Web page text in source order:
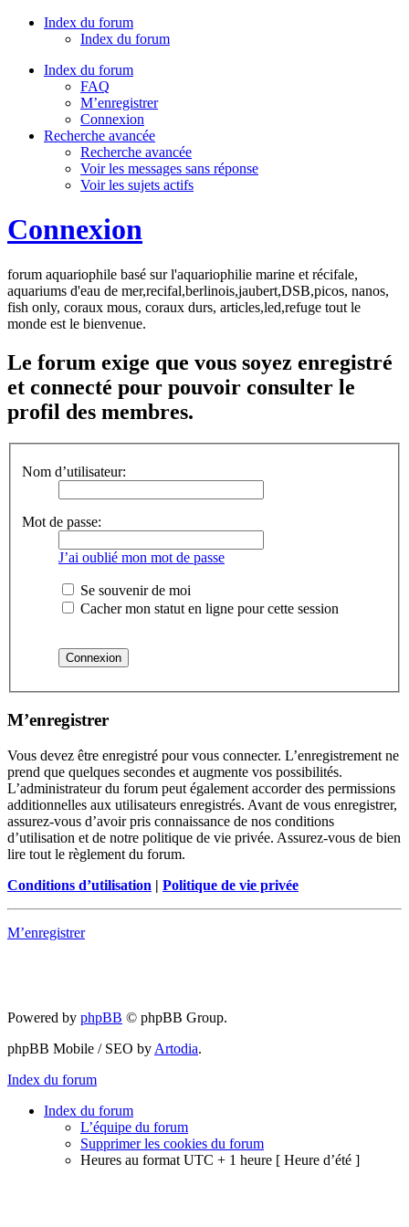
Index du forum
Index du forum
Index du forum
FAQ
M’enregistrer
Connexion
Recherche avancée
Recherche avancée
Voir les messages sans réponse
Voir les sujets actifs
Connexion
forum aquariophile basé sur l'aquariophilie marine et récifale,
aquariums d'eau de mer,recifal,berlinois,jaubert,DSB,picos, nanos,
fish only, coraux mous, coraux durs, articles,led,refuge tout le
monde est le bienvenue.
Le forum exige que vous soyez enregistré
et connecté pour pouvoir consulter le
profil des membres.
Nom d’utilisateur:
Mot de passe:
J’ai oublié mon mot de passe
Se souvenir de moi
Cacher mon statut en ligne pour cette session
M’enregistrer
Vous devez être enregistré pour vous connecter. L’enregistrement ne
prend que quelques secondes et augmente vos possibilités.
L’administrateur du forum peut également accorder des permissions
additionnelles aux utilisateurs enregistrés. Avant de vous enregistrer,
assurez-vous d’avoir pris connaissance de nos conditions
d’utilisation et de notre politique de vie privée. Assurez-vous de bien
lire tout le règlement du forum.
Conditions d’utilisation | Politique de vie privée
M’enregistrer
Powered by phpBB © phpBB Group.
phpBB Mobile / SEO by Artodia.
Index du forum
Index du forum
L’équipe du forum
Supprimer les cookies du forum
Heures au format UTC + 1 heure [ Heure d’été ]